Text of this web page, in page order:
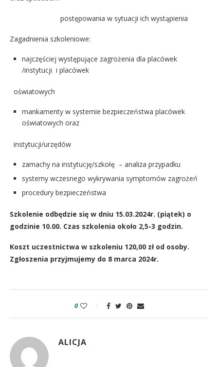
postępowania w sytuacji ich wystąpienia
Zagadnienia szkoleniowe:
najczęściej występujące zagrożenia dla placówek
/instytucji i placówek
oświatowych
mankamenty w systemie bezpieczeństwa placówek
oświatowych oraz
instytucji/urzędów
zamachy na instytucję/szkołę – analiza przypadku
systemy wczesnego wykrywania symptomów zagrożeń
procedury bezpieczeństwa
Szkolenie odbędzie się w dniu 15.03.2024r. (piątek) o
godzinie 10.00. Czas szkolenia około 2,5-3 godzin.
Koszt uczestnictwa w szkoleniu 120,00 zł od osoby.
Zgłoszenia przyjmujemy do 8 marca 2024r.
0
ALICJA